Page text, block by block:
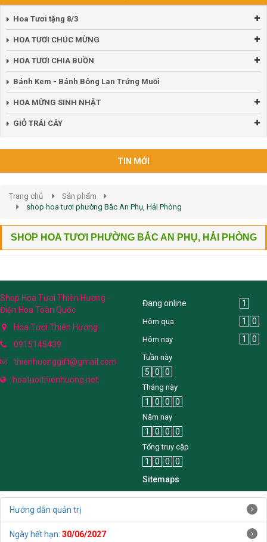
Hoa Tươi tặng 8/3
HOA TƯƠI CHÚC MỪNG
HOA TƯƠI CHIA BUỒN
Bánh Kem - Bánh Bông Lan Trứng Muối
HOA MỪNG SINH NHẬT
GIỎ TRÁI CÂY
TIN MỚI
Trang chủ
Sản phẩm
shop hoa tươi phường Bắc An Phụ, Hải Phòng
SHOP HOA TƯƠI PHƯỜNG BẮC AN PHỤ, HẢI PHÒNG
Shop Hoa Tươi Thiên Hương -
Điện Hoa Toàn Quốc
Hoa Tươi Thiên Hương
0915145439
thienhuonggift@gmail.com
hoatuoithienhuong.net
Đang online 1
Hôm qua 1 0
Hôm nay 1 0
Tuần này
5 0 0
Tháng này
1 0 0 0
Năm nay
1 0 0 0
Tổng truy cập
1 0 0
0
Sitemaps
Hướng dẫn quản trị
Ngày hết hạn: 30/06/2027